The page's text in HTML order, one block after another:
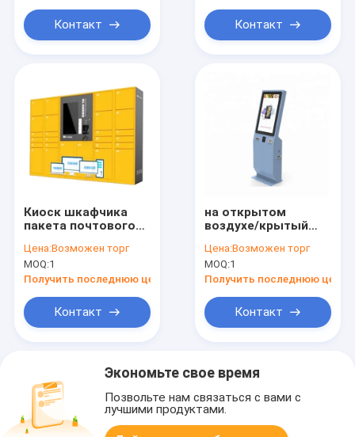
Контакт Контакт
Киоск шкафчика
пакета почтового
обслуживания
собственной
личности экрана
Цена:Возможен торг
MOQ:1
Получить последнюю цену
Контакт
на открытом
воздухе/крытый
обслуживания
собственной
личности машины
оплаты
Цена:Возможен торг
MOQ:1
Получить последнюю цену
Контакт
Экономьте свое время
Позвольте нам связаться с вами с
лучшими продуктами.